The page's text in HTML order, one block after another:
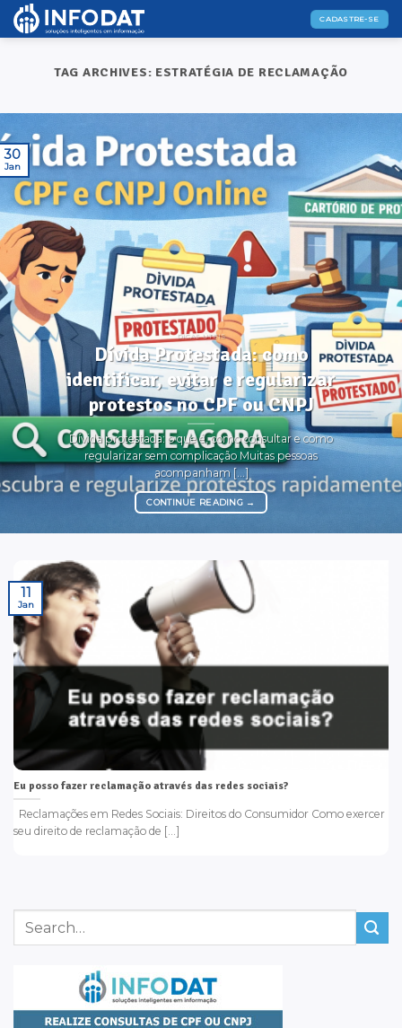
Skip
CADASTRE-SE
TAG ARCHIVES: ESTRATÉGIA DE RECLAMAÇÃO
DICAS ÚTEIS
Dívida Protestada: como
identificar, evitar e regularizar
protestos no CPF ou CNPJ
Dívida protestada: o que é, como consultar e como
regularizar sem complicação Muitas pessoas
acompanham [...]
CONTINUE READING →
30
Jan
Eu posso fazer reclamação através das redes sociais?
Reclamações em Redes Sociais: Direitos do Consumidor Como exercer
seu direito de reclamação de [...]
11
Jan